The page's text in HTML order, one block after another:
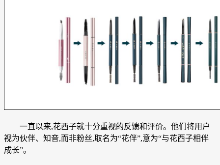
一直以来,花西子就十分重视的反馈和评价。他们将用户
视为伙伴、知音,而非粉丝,取名为“花伴”,意为“与花西子相伴
成长”。